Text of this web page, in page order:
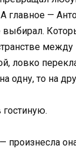
главное —
выбирал.
ловко
одну, то на
произнесла